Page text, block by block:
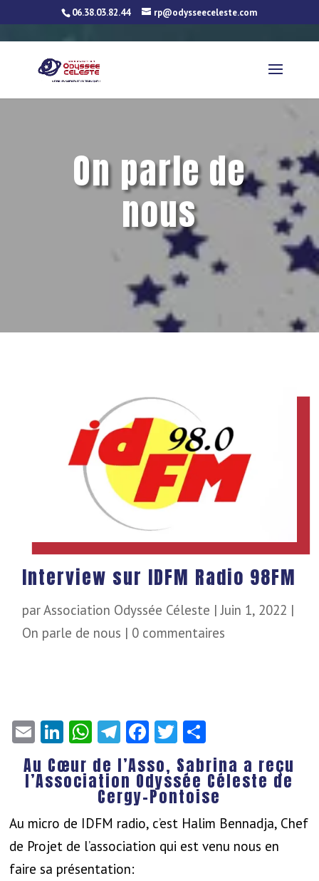
06.38.03.82.44 rp@odysseeceleste.com
On parle de
nous
Interview sur IDFM Radio 98FM
parAssociation Odyssée Céleste |Juin 1, 2022 |
On parle de nous | 0 commentaires
EmailLinkedIn
WhatsApp
Telegram
Facebook
Twitter
Au Cœur de l’Asso, Sabrina a reçu
l’Association Odyssée Céleste de
Cergy-Pontoise
Au micro de IDFM radio, c’est Halim Bennadja, Chef
de Projet de l’association qui est venu nous en
faire sa présentation: